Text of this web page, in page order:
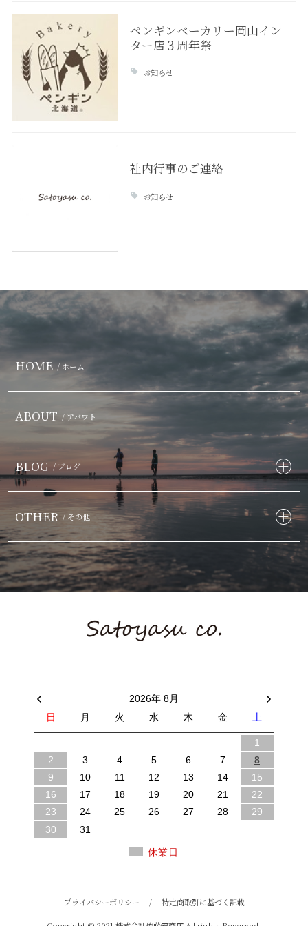
ペンギンベーカリー岡山イン
ター店３周年祭
お知らせ
社内行事のご連絡
お知らせ
HOME / ホーム
ABOUT / アバウト
BLOG / ブログ
OTHER / その他
2026年 8月
日
月 火 水 木 金 土
1
2
3 4 5 6 7
8
9
10 11 12 13 14
15
16
17 18 19 20 21
22
23
24 25 26 27 28
29
30
31
休業日
プライバシーポリシー / 特定商取引に基づく記載